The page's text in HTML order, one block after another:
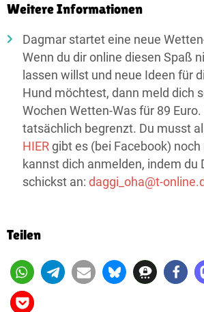
Weitere Informationen
Dagmar startet eine neue
Wenn du dir online diesen Spaß
lassen willst und neue Ideen für
Hund möchtest, dann meld dich
Wochen Wetten-Was für 89
tatsächlich begrenzt. Du musst
HIERgibt es (bei Facebook) noch
kannst dich anmelden, indem du
schickst an: daggi_oha@t-
Teilen